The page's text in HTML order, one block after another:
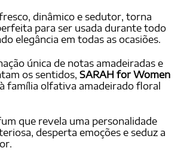
dinâmico e sedutor, torna
para ser usada durante todo
elegância em todas as ocasiões.
única de notas amadeiradas e
os sentidos, SARAH for Women
família olfativa amadeirado floral
que revela uma personalidade
desperta emoções e seduz a